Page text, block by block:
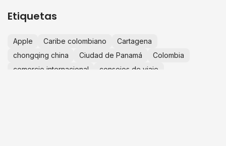
Etiquetas
Apple Caribe colombiano
Cartagena
chongqing china
Ciudad de Panamá
Colombia
comercio internacional
consejos de viaje